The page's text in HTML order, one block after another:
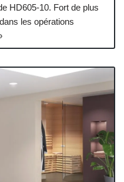
HD605-10. Fort de plus
les opérations